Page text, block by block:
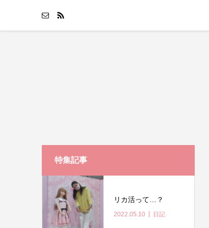
特集記事
リカ活って…？
2022.05.10 日記